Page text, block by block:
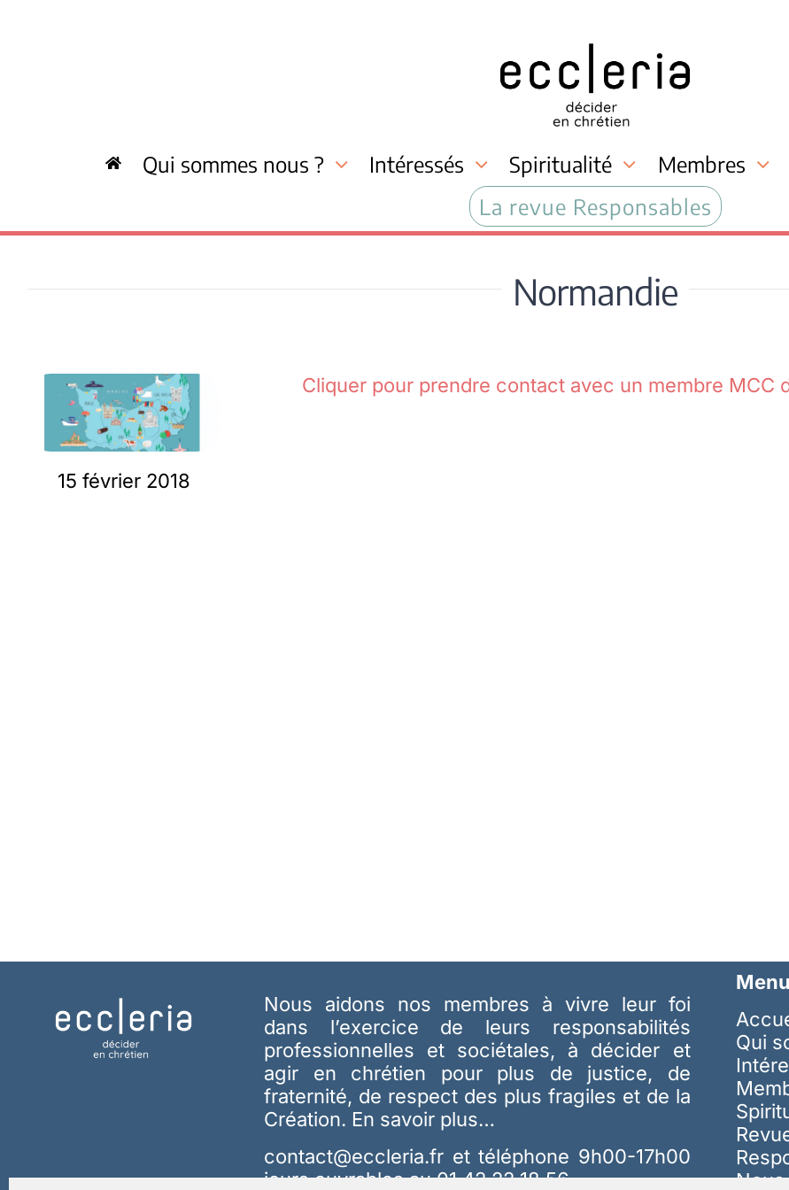
Qui sommes nous ? Intéressés Spiritualité Membres
La revue Responsables
Normandie
15 février 2018
Cliquer pour prendre contact avec un membre MCC
Nous aidons nos membres à vivre leur foi
dans l’exercice de leurs responsabilités
professionnelles et sociétales, à décider et
agir en chrétien pour plus de justice, de
fraternité, de respect des plus fragiles et de la
Création. En savoir plus…
contact@eccleria.fr et téléphone 9h00-17h00
jours ouvrables au 01 42 22 18 56
Menu
Qui